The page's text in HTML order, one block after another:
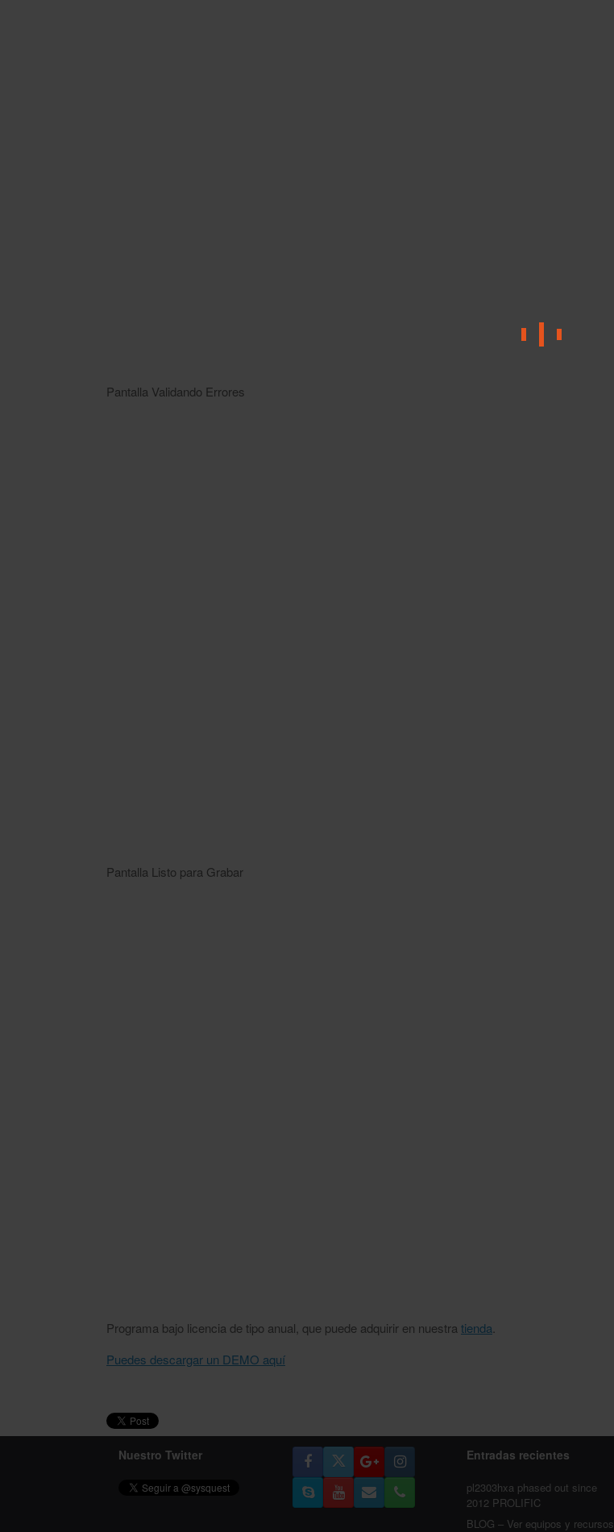
Pantalla Validando Errores
Pantalla Listo para Grabar
Programa bajo licencia de tipo anual, que puede adquirir en nuestra tienda
Puedes descargar un DEMO aquí
Nuestro Twitter Entradas recientes
pl2303hxa phased out since
2012 PROLIFIC
BLOG – Ver equipos y recursos